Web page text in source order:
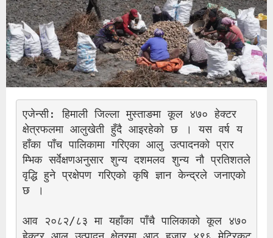
एजेन्सी: हिमाली जिल्ला मुस्ताङमा कूल ४७० हेक्टर
क्षेत्रफलमा आलुखेती हुँदै आइरहेको छ । यस वर्ष य
हाँका पाँच पालिकामा गरिएका आलु उत्पादनको प्रार
म्भिक सर्वेक्षणअनुसार शुन्य दशमलव शुन्य नौ प्रतिशतले
वृद्धि हुने प्रक्षेपण गरिएको कृषि ज्ञान केन्द्रले जनाएको
छ ।
आव २०८२/८३ मा यहाँका पाँचै पालिकाको कूल ४७०